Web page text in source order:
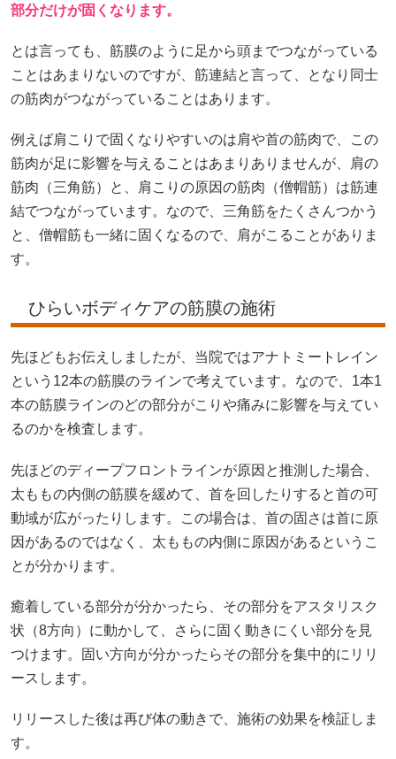
部分だけが固くなります。
とは言っても、筋膜のように足から頭までつながっている
ことはあまりないのですが、筋連結と言って、となり同士
の筋肉がつながっていることはあります。
例えば肩こりで固くなりやすいのは肩や首の筋肉で、この
筋肉が足に影響を与えることはあまりありませんが、肩の
筋肉（三角筋）と、肩こりの原因の筋肉（僧帽筋）は筋連
結でつながっています。なので、三角筋をたくさんつかう
と、僧帽筋も一緒に固くなるので、肩がこることがありま
す。
ひらいボディケアの筋膜の施術
先ほどもお伝えしましたが、当院ではアナトミートレイン
という12本の筋膜のラインで考えています。なので、1本1
本の筋膜ラインのどの部分がこりや痛みに影響を与えてい
るのかを検査します。
先ほどのディープフロントラインが原因と推測した場合、
太ももの内側の筋膜を緩めて、首を回したりすると首の可
動域が広がったりします。この場合は、首の固さは首に原
因があるのではなく、太ももの内側に原因があるというこ
とが分かります。
癒着している部分が分かったら、その部分をアスタリスク
状（8方向）に動かして、さらに固く動きにくい部分を見
つけます。固い方向が分かったらその部分を集中的にリリ
ースします。
リリースした後は再び体の動きで、施術の効果を検証しま
す。